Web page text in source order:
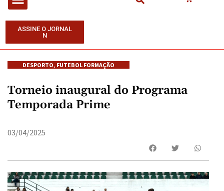
ASSINE O JORNAL
N
DESPORTO, FUTEBOL FORMAÇÃO
Torneio inaugural do Programa
Temporada Prime
03/04/2025